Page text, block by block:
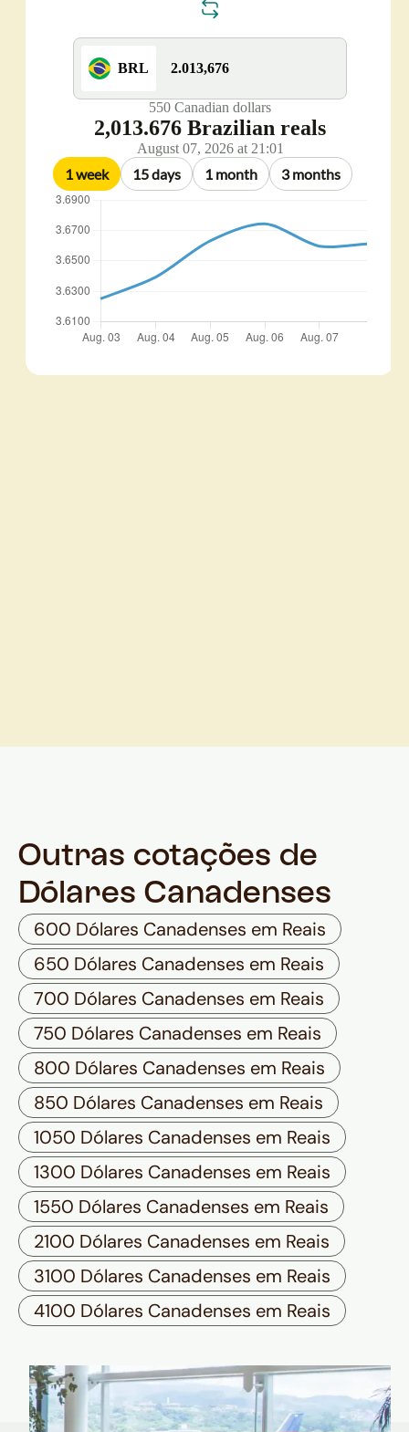
Outras cotações de
Dólares Canadenses
600 Dólares Canadenses em Reais
650 Dólares Canadenses em Reais
700 Dólares Canadenses em Reais
750 Dólares Canadenses em Reais
800 Dólares Canadenses em Reais
850 Dólares Canadenses em Reais
1050 Dólares Canadenses em Reais
1300 Dólares Canadenses em Reais
1550 Dólares Canadenses em Reais
2100 Dólares Canadenses em Reais
3100 Dólares Canadenses em Reais
4100 Dólares Canadenses em Reais